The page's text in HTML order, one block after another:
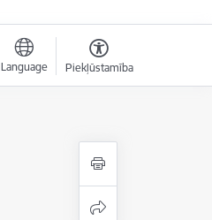
Language Piekļūstamība